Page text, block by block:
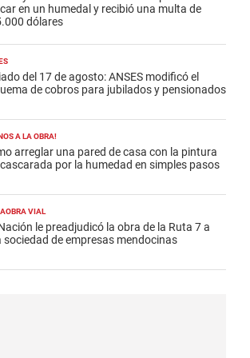
en un humedal y recibió una multa de
dólares
del 17 de agosto: ANSES modificó el
de cobros para jubilados y pensionados
A LA OBRA!
arreglar una pared de casa con la pintura
por la humedad en simples pasos
VIAL
le preadjudicó la obra de la Ruta 7 a
sociedad de empresas mendocinas